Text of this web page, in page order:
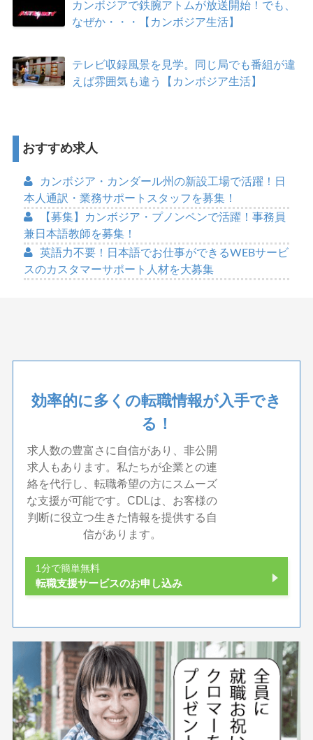
カンボジアで鉄腕アトムが放送開始！でも、
なぜか・・・【カンボジア生活】
テレビ収録風景を見学。同じ局でも番組が違
えば雰囲気も違う【カンボジア生活】
おすすめ求人
カンボジア・カンダール州の新設工場で活躍！日
本人通訳・業務サポートスタッフを募集！
【募集】カンボジア・プノンペンで活躍！事務員
兼日本語教師を募集！
英語力不要！日本語でお仕事ができるWEBサービ
スのカスタマーサポート人材を大募集
効率的に多くの転職情報が入手でき
る！
求人数の豊富さに自信があり、非公開
求人もあります。私たちが企業との連
絡を代行し、転職希望の方にスムーズ
な支援が可能です。CDLは、お客様の
判断に役立つ生きた情報を提供する自
信があります。
1分で簡単無料
転職支援サービスのお申し込み